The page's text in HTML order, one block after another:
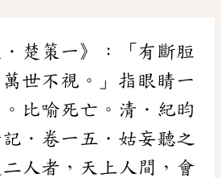
楚策一》：「有斷脰
世不視。」指眼睛一
比喻死亡。清．紀昀
記．卷一五．姑妄聽之
人者，天上人間，會